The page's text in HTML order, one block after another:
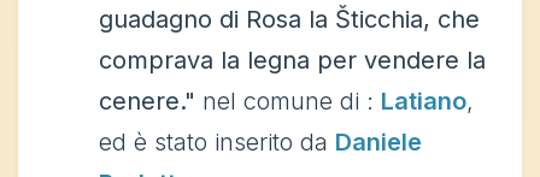
guadagno di Rosa la Šticchia, che
comprava la legna per vendere la
cenere." nel comune di : Latiano,
ed è stato inserito da Daniele